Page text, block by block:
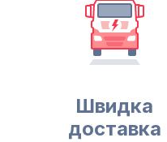
Швидка
доставка